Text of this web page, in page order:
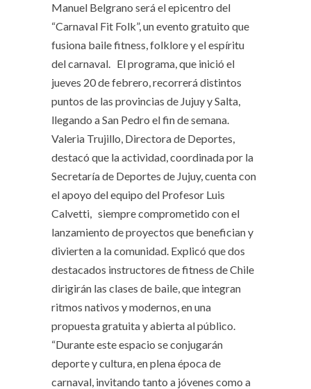
Manuel Belgrano será el epicentro del
“Carnaval Fit Folk”, un evento gratuito que
fusiona baile fitness, folklore y el espíritu
del carnaval. El programa, que inició el
jueves 20 de febrero, recorrerá distintos
puntos de las provincias de Jujuy y Salta,
llegando a San Pedro el fin de semana.
Valeria Trujillo, Directora de Deportes,
destacó que la actividad, coordinada por la
Secretaría de Deportes de Jujuy, cuenta con
el apoyo del equipo del Profesor Luis
Calvetti, siempre comprometido con el
lanzamiento de proyectos que benefician y
divierten a la comunidad. Explicó que dos
destacados instructores de fitness de Chile
dirigirán las clases de baile, que integran
ritmos nativos y modernos, en una
propuesta gratuita y abierta al público.
“Durante este espacio se conjugarán
deporte y cultura, en plena época de
carnaval, invitando tanto a jóvenes como a